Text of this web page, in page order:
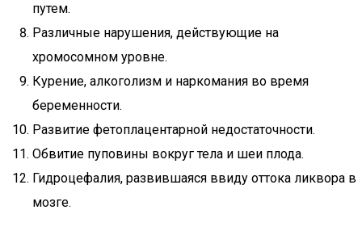
путем.
Различные нарушения, действующие на
хромосомном уровне.
Курение, алкоголизм и наркомания во время
беременности.
Развитие фетоплацентарной недостаточности.
Обвитие пуповины вокруг тела и шеи плода.
Гидроцефалия, развившаяся ввиду оттока ликвора в
мозге.